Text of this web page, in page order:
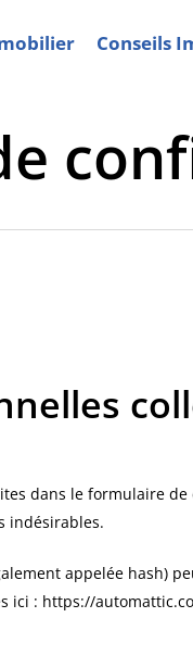
Conseils
dans le formulaire
indésirables.
appelée hash)
: https://